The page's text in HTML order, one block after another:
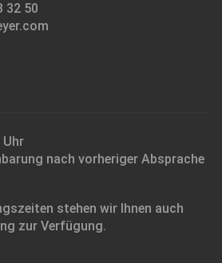
32 50
Uhr
nach vorheriger Absprache
stehen wir Ihnen auch
zur Verfügung.